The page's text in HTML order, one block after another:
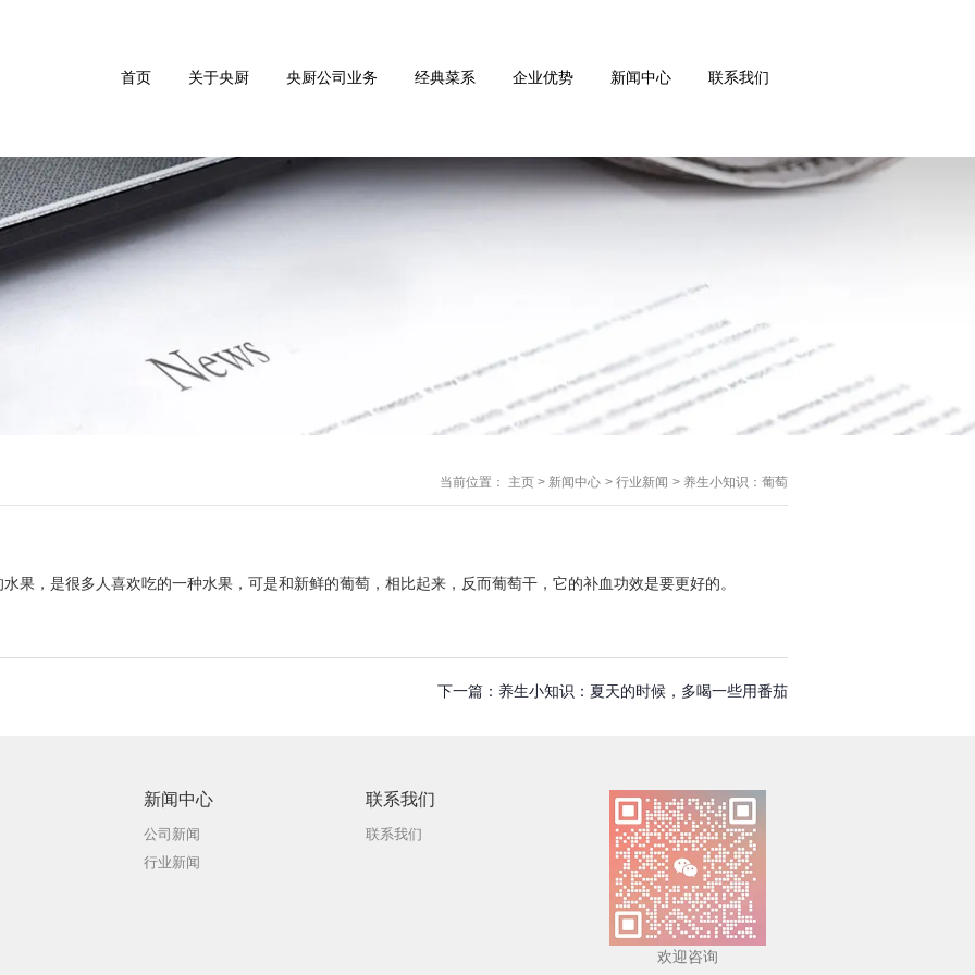
首页 关于央厨 央厨公司业务 经典菜系 企业优势 新闻中心 联系我们
当前位置： 主页 > 新闻中心 > 行业新闻 > 养生小知识：葡萄
果，是很多人喜欢吃的一种水果，可是和新鲜的葡萄，相比起来，反而葡萄干，它的补血功效是要更好的。
下一篇： 养生小知识：夏天的时候，多喝一些用番茄
新闻中心
公司新闻
行业新闻
联系我们
联系我们
欢迎咨询